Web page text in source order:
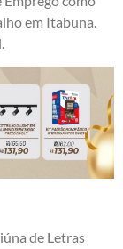
em Itabuna.
de Letras